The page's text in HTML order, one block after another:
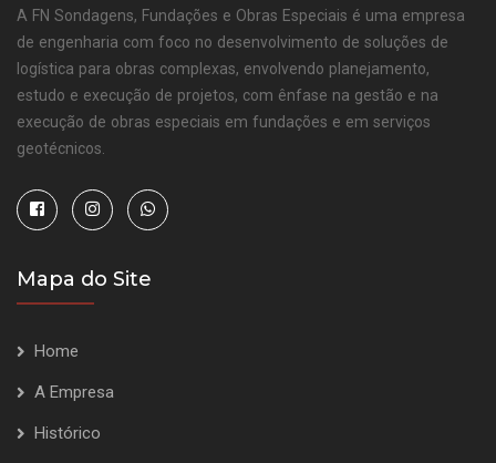
A FN Sondagens, Fundações e Obras Especiais é uma empresa
de engenharia com foco no desenvolvimento de soluções de
logística para obras complexas, envolvendo planejamento,
estudo e execução de projetos, com ênfase na gestão e na
execução de obras especiais em fundações e em serviços
geotécnicos.
Mapa do Site
Home
A Empresa
Histórico